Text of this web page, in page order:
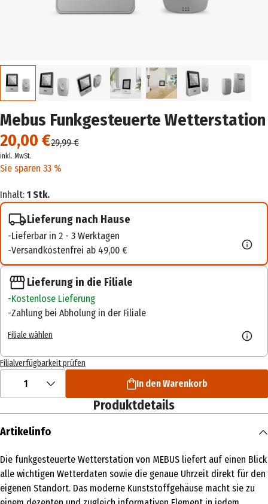
Mebus Funkgesteuerte Wetterstation
20,00 €29,99 €
inkl. MwSt.
Sie sparen 33 %
Inhalt: 1 Stk.
Lieferung nach Hause
Lieferbar in 2 - 3 Werktagen
Versandkostenfrei ab 49,00 €
Lieferung in die Filiale
Kostenlose Lieferung
Zahlung bei Abholung in der Filiale
Filiale wählen
Filialverfügbarkeit prüfen
1 In den Warenkorb
Produktdetails
Artikelinfo
Die funkgesteuerte Wetterstation von MEBUS liefert auf einen Blick
alle wichtigen Wetterdaten sowie die genaue Uhrzeit direkt für den
eigenen Standort. Das moderne Kunststoffgehäuse macht sie zu